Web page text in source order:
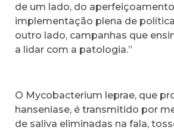
de um lado, do
implementação plena de
outro lado, campanhas que
a lidar com a patologia.”
O Mycobacterium leprae, que
hanseniase, é transmitido por
de saliva eliminadas na fala,